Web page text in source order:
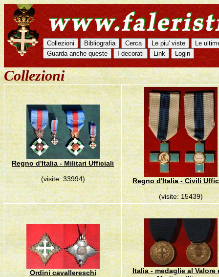
Collezioni
Regno d'Italia - Militari Ufficiali
(visite: 33994)
Regno d'Italia - Civili
(visite: 15439)
Ordini cavallereschi
Italia - medaglie al Valore